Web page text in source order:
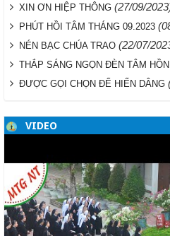
XIN ƠN HIỆP THÔNG (27/09/
PHÚT HỒI TÂM THÁNG 09.2023
NÉN BẠC CHÚA TRAO (22/07/
THẮP SÁNG NGỌN ĐÈN TÂM HỒN
ĐƯỢC GỌI CHỌN ĐỂ HIẾN DÂNG
VIDEO